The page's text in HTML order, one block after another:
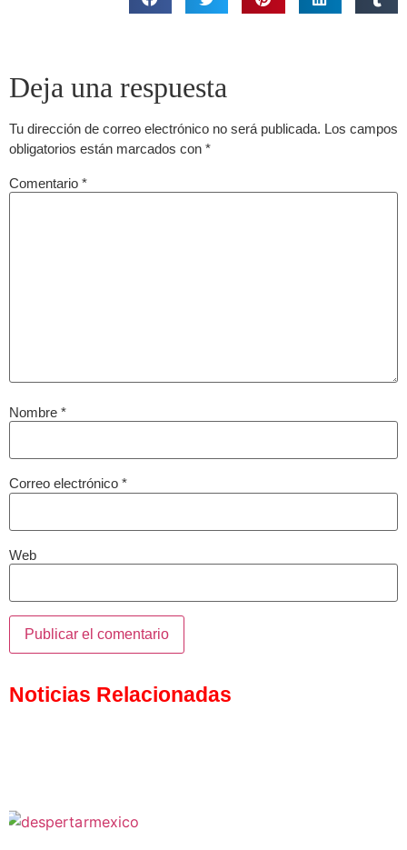
Deja una respuesta
Tu dirección de correo electrónico no será publicada. Los campos
obligatorios están marcados con *
Comentario *
Nombre *
Correo electrónico *
Web
Noticias Relacionadas